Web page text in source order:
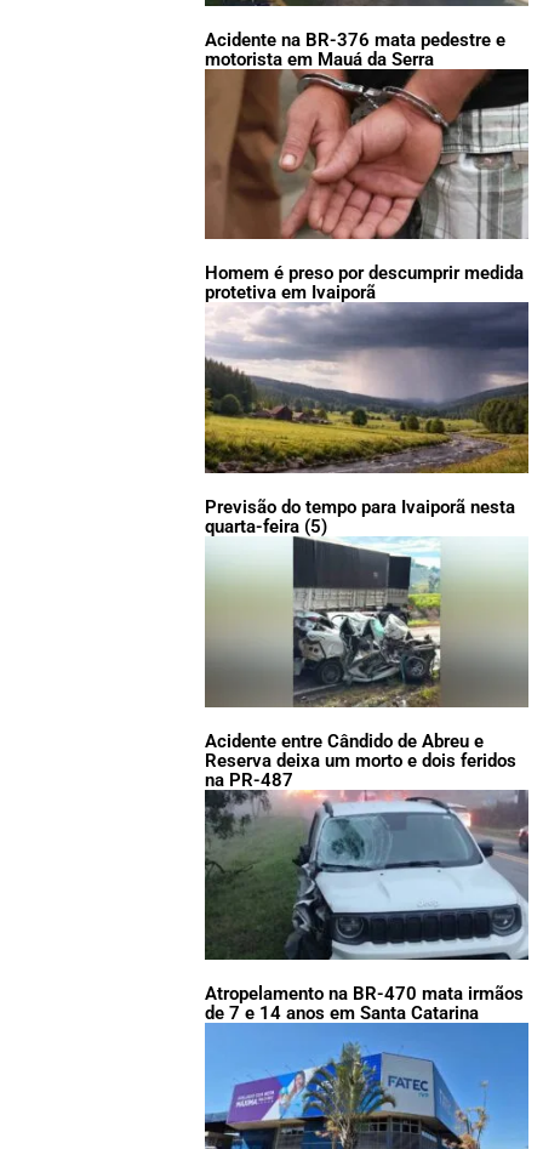
Acidente na BR-376 mata pedestre e
motorista em Mauá da Serra
Homem é preso por descumprir medida
protetiva em Ivaiporã
Previsão do tempo para Ivaiporã nesta
quarta-feira (5)
Acidente entre Cândido de Abreu e
Reserva deixa um morto e dois feridos
na PR-487
Atropelamento na BR-470 mata irmãos
de 7 e 14 anos em Santa Catarina